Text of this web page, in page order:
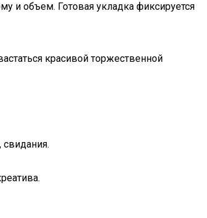
и объем. Готовая укладка фиксируется
красивой торжественной